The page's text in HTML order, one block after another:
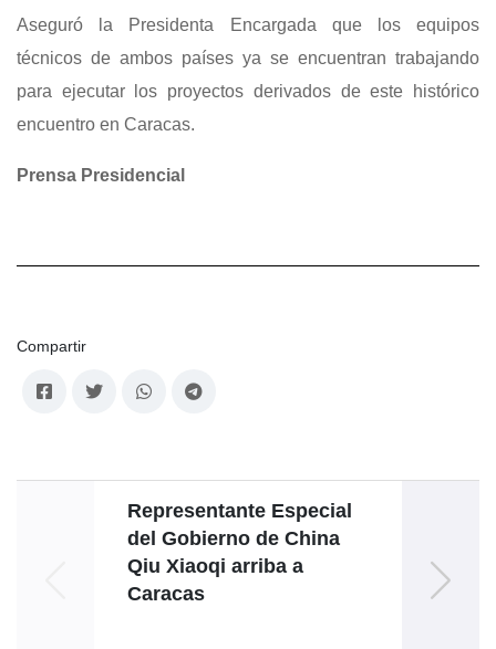
Aseguró la Presidenta Encargada que los equipos
técnicos de ambos países ya se encuentran trabajando
para ejecutar los proyectos derivados de este histórico
encuentro en Caracas.
Prensa Presidencial
Compartir
Representante Especial
del Gobierno de China
Qiu Xiaoqi arriba a
Caracas